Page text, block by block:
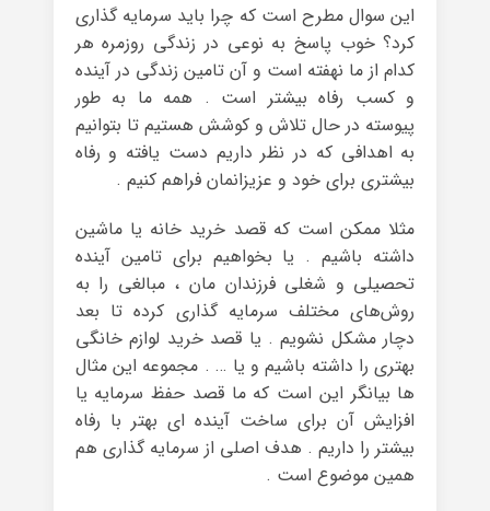
این سوال مطرح است که چرا باید سرمایه گذاری
کرد؟ خوب پاسخ به نوعی در زندگی روزمره هر
کدام از ما نهفته است و آن تامین زندگی در آینده
و کسب رفاه بیشتر است . همه ما به طور
پیوسته در حال تلاش و کوشش هستیم تا بتوانیم
به اهدافی که در نظر داریم دست یافته و رفاه
بیشتری برای خود و عزیزانمان فراهم کنیم .
مثلا ممکن است که قصد خرید خانه یا ماشین
داشته باشیم . یا بخواهیم برای تامین آینده
تحصیلی و شغلی فرزندان مان ، مبالغی را به
روش‌های مختلف سرمایه گذاری کرده تا بعد
دچار مشکل نشویم . یا قصد خرید لوازم خانگی
بهتری را داشته باشیم و یا‌ … . مجموعه این مثال
ها بیانگر این است که ما قصد حفظ سرمایه یا
افزایش آن برای ساخت آینده ای بهتر با رفاه
بیشتر را داریم . هدف اصلی از سرمایه گذاری هم
همین موضوع است .